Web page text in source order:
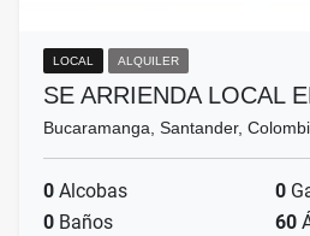
LOCAL ALQUILER
SE ARRIENDA LOCAL
Bucaramanga, Santander,
0 Alcobas 0
0 Baños 60